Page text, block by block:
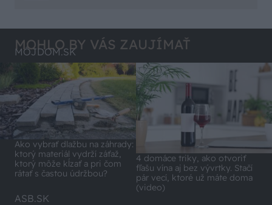
MOHLO BY VÁS ZAUJÍMAŤ
MÔJDOM.SK
Ako vybrať dlažbu na záhrady:
ktorý materiál vydrží záťaž,
ktorý môže kĺzať a pri čom
rátať s častou údržbou?
4 domáce triky, ako otvoriť
fľašu vína aj bez vývrtky. Stačí
pár vecí, ktoré už máte doma
(video)
ASB.SK